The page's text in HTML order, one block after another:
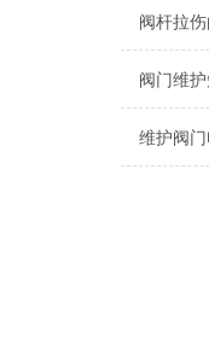
阀杆拉
阀门维
维护阀